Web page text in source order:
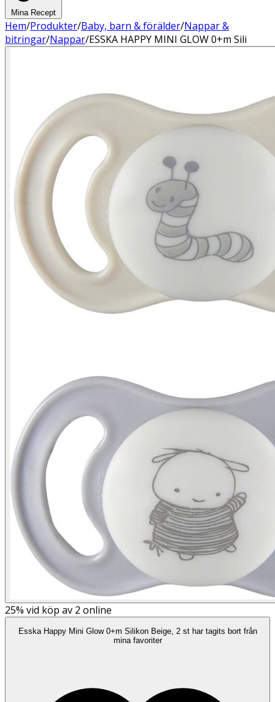
Mina Recept
Hem/Produkter/Baby, barn & förälder/Nappar &
bitringar/Nappar/ESSKA HAPPY MINI GLOW 0+m Sili
25% vid köp av 2 online
Esska Happy Mini Glow 0+m Silikon Beige, 2 st har tagits bort från
mina favoriter